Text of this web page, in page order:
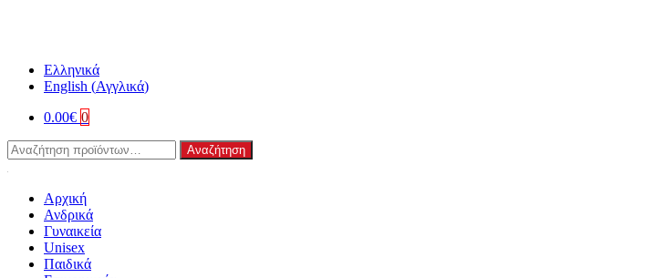
Ελληνικά
English (Αγγλικά)
0.00€ 0
Αναζήτηση
για:
Αναζήτηση
Αρχική
Ανδρικά
Γυναικεία
Unisex
Παιδικά